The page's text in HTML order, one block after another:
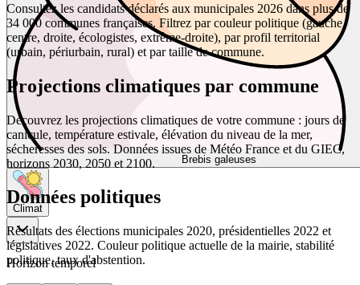
Brebis galeuses
Climat
Horizon temporel
Consultez les candidats déclarés aux municipales 2026 dans plus de
34 000 communes françaises. Filtrez par couleur politique (gauche,
centre, droite, écologistes, extrême-droite), par profil territorial
(urbain, périurbain, rural) et par taille de commune.
Projections climatiques par commune
Découvrez les projections climatiques de votre commune : jours de
canicule, température estivale, élévation du niveau de la mer,
sécheresses des sols. Données issues de Météo France et du GIEC,
horizons 2030, 2050 et 2100.
Données politiques
Résultats des élections municipales 2020, présidentielles 2022 et
législatives 2022. Couleur politique actuelle de la mairie, stabilité
politique, taux d'abstention.